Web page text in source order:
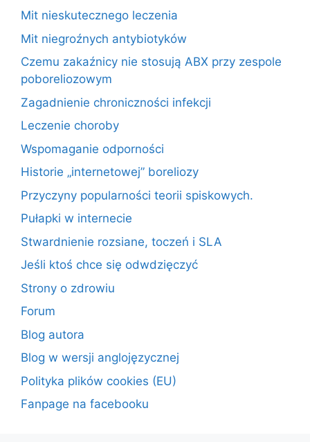
Mit nieskutecznego leczenia
Mit niegroźnych antybiotyków
Czemu zakaźnicy nie stosują ABX przy zespole
poboreliozowym
Zagadnienie chroniczności infekcji
Leczenie choroby
Wspomaganie odporności
Historie „internetowej” boreliozy
Przyczyny popularności teorii spiskowych.
Pułapki w internecie
Stwardnienie rozsiane, toczeń i SLA
Jeśli ktoś chce się odwdzięczyć
Strony o zdrowiu
Forum
Blog autora
Blog w wersji anglojęzycznej
Polityka plików cookies (EU)
Fanpage na facebooku